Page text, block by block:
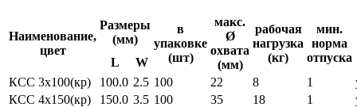
Наименование,
цвет
Размеры
(мм)
в
упаковке
(шт)
макс.
Ø
охвата
(мм)
рабочая
нагрузка
(кг)
мин.
норма
отпуска
L
W
КСС 3х100(кр)
100.0 2.5 100 22 8 1
КСС 4х150(кр)
150.0 3.5 100 35 18 1